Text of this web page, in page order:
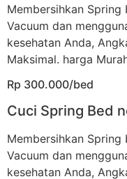
Membersihkan
Vacuum dan
kesehatan Anda,
Maksimal. harga
Rp 300.000/bed
Cuci Spring Bed
Membersihkan
Vacuum dan
kesehatan Anda,